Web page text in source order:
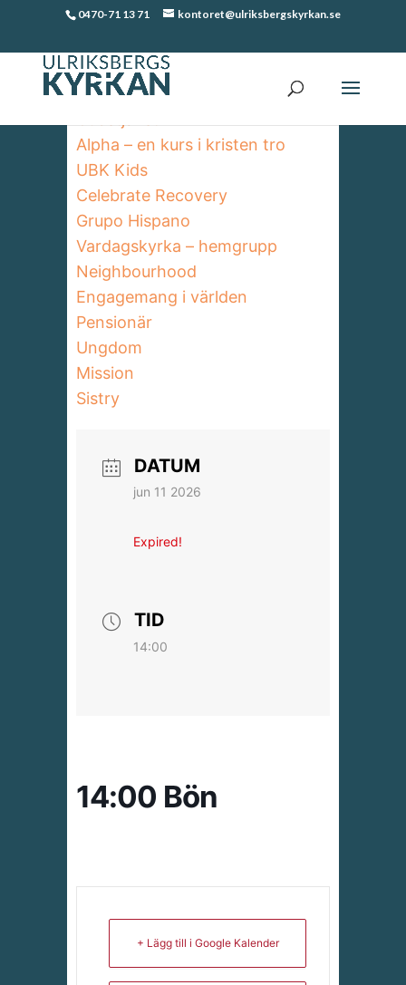
0470-71 13 71 kontoret@ulriksbergskyrkan.se
Verksamhet
Alpha – en kurs i kristen tro
UBK Kids
Celebrate Recovery
Grupo Hispano
Vardagskyrka – hemgrupp
Neighbourhood
Engagemang i världen
Pensionär
Ungdom
Mission
Sistry
DATUM
jun 11 2026
Expired!
TID
14:00
14:00 Bön
+ Lägg till i Google Kalender